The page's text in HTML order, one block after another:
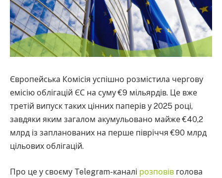
Європейська Комісія успішно розмістила чергову
емісію облігацій ЄС на суму €9 мільярдів. Це вже
третій випуск таких цінних паперів у 2025 році,
завдяки яким загалом акумульовано майже €40,2
млрд із запланованих на перше півріччя €90 млрд
цільових облігацій.
Про це у своєму Telegram-каналі розповів голова